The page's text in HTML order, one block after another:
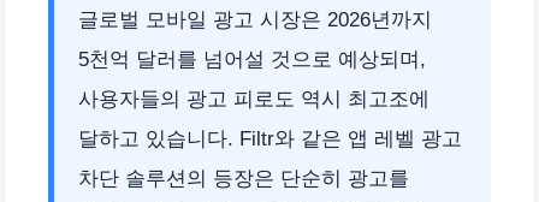
글로벌 모바일 광고 시장은 2026년까지
5천억 달러를 넘어설 것으로 예상되며,
사용자들의 광고 피로도 역시 최고조에
달하고 있습니다. Filtr와 같은 앱 레벨 광고
차단 솔루션의 등장은 단순히 광고를